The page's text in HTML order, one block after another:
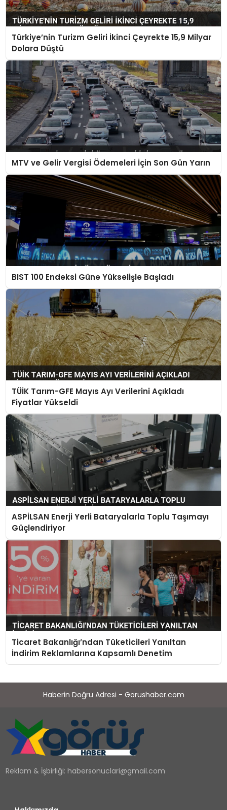
Türkiye’nin Turizm Geliri İkinci Çeyrekte 15,9 Milyar
Dolara Düştü
MTV ve Gelir Vergisi Ödemeleri İçin Son Gün Yarın
BIST 100 Endeksi Güne Yükselişle Başladı
TÜİK Tarım-GFE Mayıs Ayı Verilerini Açıkladı
Fiyatlar Yükseldi
ASPİLSAN Enerji Yerli Bataryalarla Toplu Taşımayı
Güçlendiriyor
Ticaret Bakanlığı’ndan Tüketicileri Yanıltan
İndirim Reklamlarına Kapsamlı Denetim
Haberin Doğru Adresi - Gorushaber.com
Reklam & İşbirliği:habersonuclari@gmail.com